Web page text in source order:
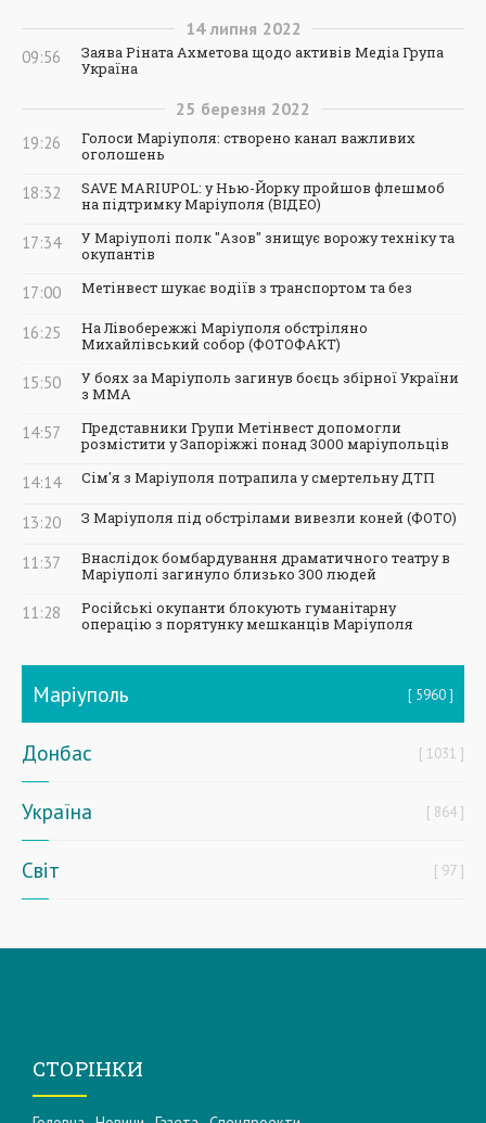
14 липня 2022
09:56
Заява Ріната Ахметова щодо активів Медіа Група
Україна
25 березня 2022
19:26
Голоси Маріуполя: створено канал важливих
оголошень
18:32
SAVE MARIUPOL: у Нью-Йорку пройшов флешмоб
на підтримку Маріуполя (ВІДЕО)
17:34
У Маріуполі полк "Азов" знищує ворожу техніку та
окупантів
17:00 Метінвест шукає водіїв з транспортом та без
16:25
На Лівобережжі Маріуполя обстріляно
Михайлівський собор (ФОТОФАКТ)
15:50
У боях за Маріуполь загинув боєць збірної України
з ММА
14:57
Представники Групи Метінвест допомогли
розмістити у Запоріжжі понад 3000 маріупольців
14:14 Сім'я з Маріуполя потрапила у смертельну ДТП
13:20 З Маріуполя під обстрілами вивезли коней (ФОТО)
11:37
Внаслідок бомбардування драматичного театру в
Маріуполі загинуло близько 300 людей
11:28
Російські окупанти блокують гуманітарну
операцію з порятунку мешканців Маріуполя
Маріуполь 5960
Донбас 1031
Україна 864
Світ 97
СТОРІНКИ